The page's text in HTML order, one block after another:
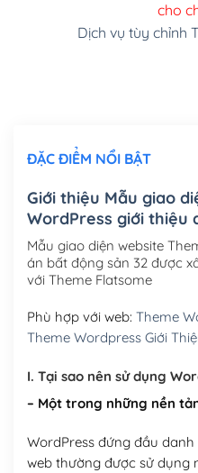
Cài đặt SMTP Mail
Mua thêm Host + Tên miền
Tên miền quốc tế
Tên miền Việt Nam
Hosting 2GB SSD (1
Hosting 5GB SSD (1
cho
Dịch vụ tùy chỉnh
ĐẶC ĐIỂM NỔI BẬT
Giới thiệu Mẫu giao
WordPress giới thiệu
Mẫu giao diện website
án bất động sản 32 được
với Theme Flatsome
Phù hợp với web: Theme
Theme Wordpress Giới
I. Tại sao nên sử dụng
– Một trong những nền
WordPress đứng đầu
web thường được sử dụng